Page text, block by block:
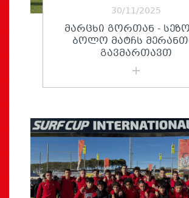
30/11/2025
ᲛᲐᲠᲪᲮᲘ ᲒᲝᲠᲗᲐᲜ -
ᲑᲝᲚᲝ ᲛᲐᲢᲩᲡ
ᲒᲐᲕᲛᲐᲠᲗᲐᲕᲗ